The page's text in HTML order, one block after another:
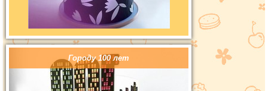
Городу 100 лет